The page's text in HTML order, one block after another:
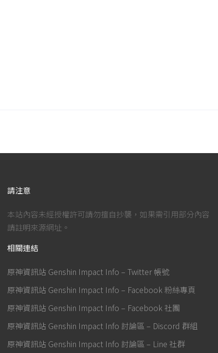
請注意
本站內容未經授權許可請勿擅自抄襲，如果需引用部分內容
請註明來源網址。
相關連結
原神資訊站 Genshin Impact Info – Twitter 帳號
原神資訊站 Genshin Impact Info – Facebook 粉絲專頁
原神資訊站 Genshin Impact Info – Facebook 社團
原神資訊站 Genshin Impact Info 討論區 – Discord 群組
原神資訊站 Genshin Impact Info 討論區 – Line 社群